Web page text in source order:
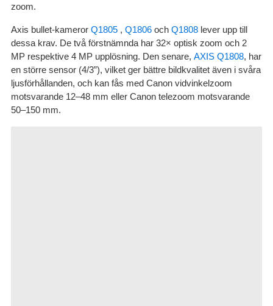
zoom.
Axis bullet-kameror Q1805, Q1806och Q1808lever upp till
dessa krav. De två förstnämnda har 32× optisk zoom och 2
MP respektive 4 MP upplösning. Den senare, AXIS Q1808, har
en större sensor (4/3”), vilket ger bättre bildkvalitet även i svåra
ljusförhållanden, och kan fås med Canon vidvinkelzoom
motsvarande 12–48 mm eller Canon telezoom motsvarande
50–150 mm.